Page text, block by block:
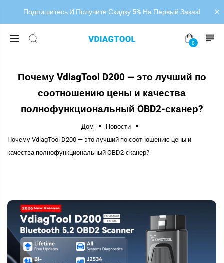
Подпишитесь И Получите Скидку 5% На Первый Заказ!
0
Почему VdiagTool D200 — это лучший по
соотношению цены и качества
полнофункциональный OBD2-сканер?
Дом
Новости
Почему VdiagTool D200 — это лучший по соотношению цены и
качества полнофункциональный OBD2-сканер?